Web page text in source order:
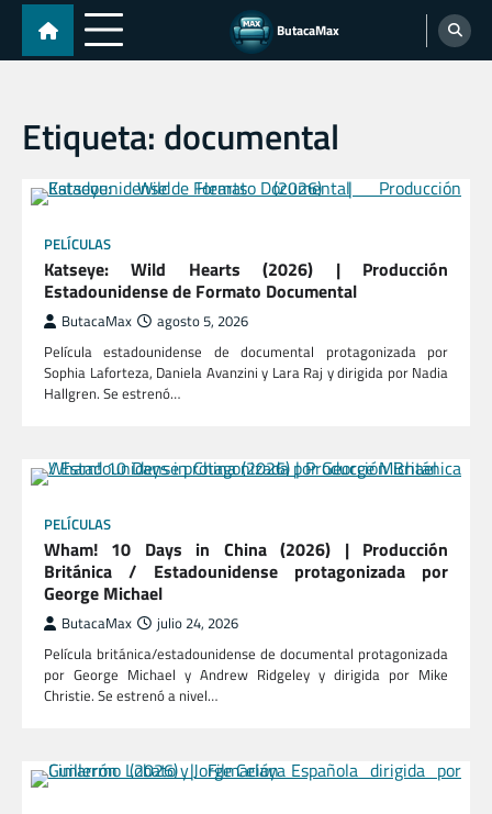
Skip
content
ButacaMax
Etiqueta: documental
PELÍCULAS
Katseye: Wild Hearts (2026) | Producción
Estadounidense de Formato Documental
ButacaMax agosto 5, 2026
Película estadounidense de documental protagonizada por
Sophia Laforteza, Daniela Avanzini y Lara Raj y dirigida por Nadia
Hallgren. Se estrenó…
PELÍCULAS
Wham! 10 Days in China (2026) | Producción
Británica / Estadounidense protagonizada por
George Michael
ButacaMax julio 24, 2026
Película británica/estadounidense de documental protagonizada
por George Michael y Andrew Ridgeley y dirigida por Mike
Christie. Se estrenó a nivel…